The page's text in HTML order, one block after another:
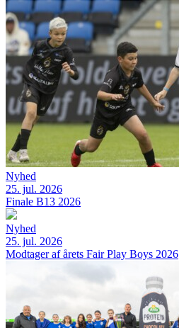
Nyhed
25. jul. 2026
Finale B13 2026
Nyhed
25. jul. 2026
Modtager af årets Fair Play Boys 2026